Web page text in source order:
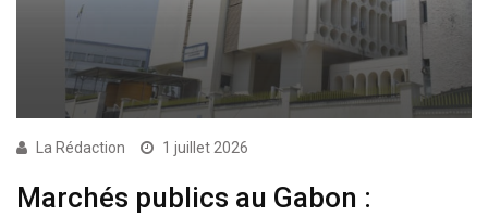
La Rédaction 1 juillet 2026
Marchés publics au Gabon :